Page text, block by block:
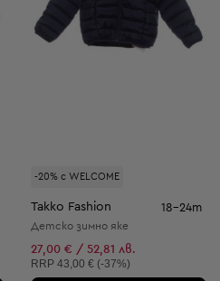
-20% с WELCOME
Takko Fashion 18-24m
Детско зимно яке
27,00 € / 52,81 лв.
Препоръчителна цена:
RRP 43,00 € (-37%)